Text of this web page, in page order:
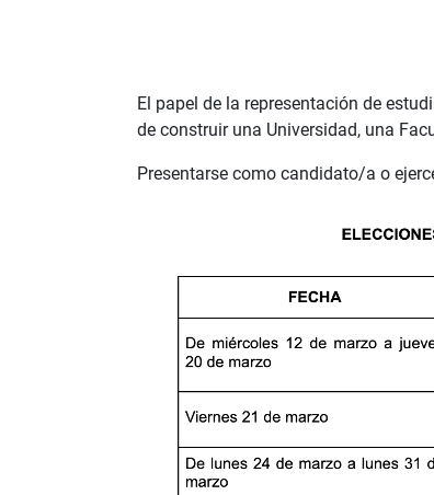
El papel de la representación de
de construir una Universidad, una
Presentarse como candidato/a o